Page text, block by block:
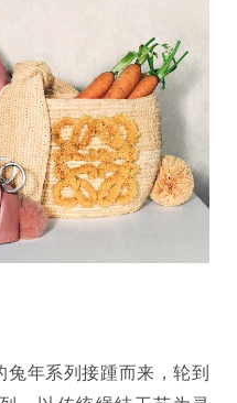
年系列接踵而来，轮到